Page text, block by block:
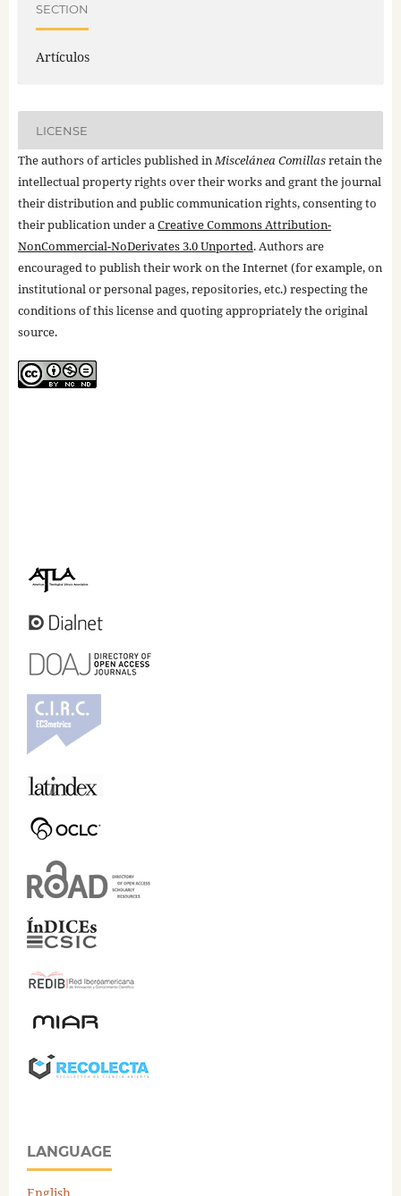
SECTION
Artículos
LICENSE
The authors of articles published inMiscelánea Comillasretain the
intellectual property rights over their works and grant the journal
their distribution and public communication rights, consenting to
their publication under aCreative Commons Attribution-
NonCommercial-NoDerivates 3.0 Unported. Authors are
encouraged to publish their work on the Internet (for example, on
institutional or personal pages, repositories, etc.) respecting the
conditions of this license and quoting appropriately the original
source.
LANGUAGE